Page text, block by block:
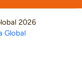
2026
Global